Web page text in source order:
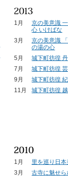
1月
京の美意識
心 いけばな
3月
京の美意識
の湯の心
5月
城下町彷徨
7月
城下町彷徨
9月
城下町彷徨
11月
城下町彷徨
1月
里を巡り日
3月
古寺に魅せ